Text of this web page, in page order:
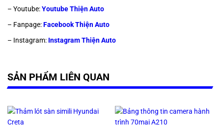
– Youtube:Youtube Thiện Auto
– Fanpage:Facebook Thiện Auto
– Instagram: Instagram Thiện Auto
SẢN PHẨM LIÊN QUAN